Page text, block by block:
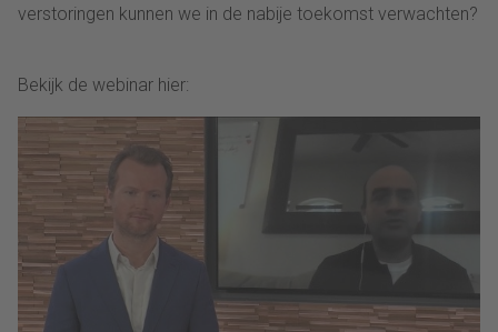
verstoringen kunnen we in de nabije toekomst verwachten?
Bekijk de webinar hier: